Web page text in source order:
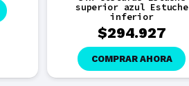
superior azul Estuche
inferior
$294.927
COMPRAR AHORA